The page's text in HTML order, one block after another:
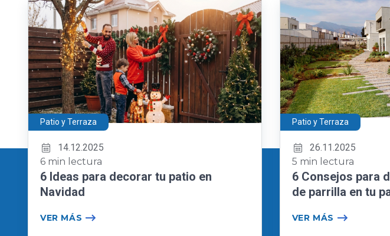
Patio y Terraza
14.12.2025
6 min lectura
6 Ideas para decorar tu patio en
Navidad
VER MÁS
Patio y Terraza
26.11.2025
5 min lectura
6 Consejos para
de parrilla en tu
VER MÁS